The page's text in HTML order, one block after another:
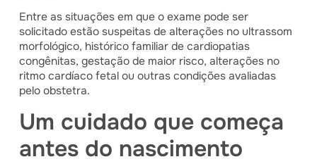
Entre as situações em que o exame pode ser
solicitado estão suspeitas de alterações no ultrassom
morfológico, histórico familiar de cardiopatias
congênitas, gestação de maior risco, alterações no
ritmo cardíaco fetal ou outras condições avaliadas
pelo obstetra.
Um cuidado que começa
antes do nascimento